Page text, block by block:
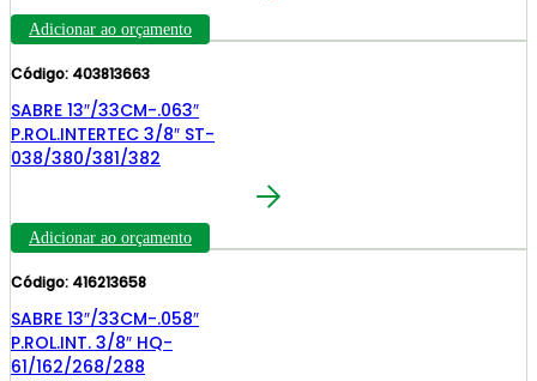
Adicionar ao orçamento
Código: 403813663
SABRE 13″/33CM-.063″
P.ROL.INTERTEC 3/8″ ST-
038/380/381/382
Adicionar ao orçamento
Código: 416213658
SABRE 13″/33CM-.058″
P.ROL.INT. 3/8″ HQ-
61/162/268/288